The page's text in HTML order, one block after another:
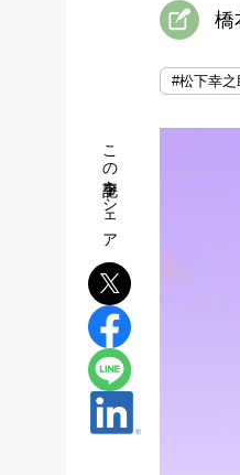
橋
#松下幸之
この記事をシェア